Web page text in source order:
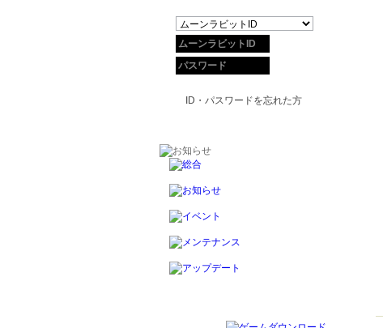
ID・パスワードを忘れた方